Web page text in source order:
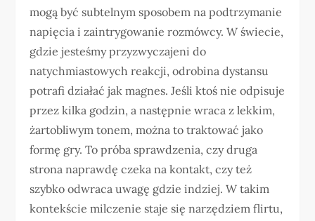
mogą być subtelnym sposobem na podtrzymanie
napięcia i zaintrygowanie rozmówcy. W świecie,
gdzie jesteśmy przyzwyczajeni do
natychmiastowych reakcji, odrobina dystansu
potrafi działać jak magnes. Jeśli ktoś nie odpisuje
przez kilka godzin, a następnie wraca z lekkim,
żartobliwym tonem, można to traktować jako
formę gry. To próba sprawdzenia, czy druga
strona naprawdę czeka na kontakt, czy też
szybko odwraca uwagę gdzie indziej. W takim
kontekście milczenie staje się narzędziem flirtu,